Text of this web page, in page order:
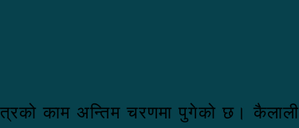
काम अन्तिम चरणमा पुगेको छ। कैलाली